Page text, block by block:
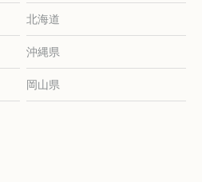
北海道
沖縄県
岡山県